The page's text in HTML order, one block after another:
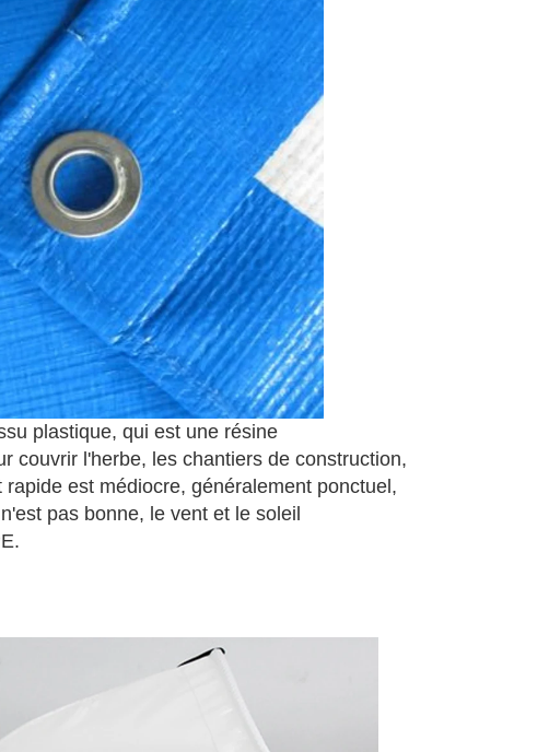
plastique, qui est une résine
couvrir l'herbe, les chantiers de construction,
est médiocre, généralement ponctuel,
pas bonne, le vent et le soleil